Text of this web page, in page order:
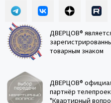
ДВЕРЦОВ®
товарным знаком
ДВЕРЦОВ®
партнёр
"Квартирный